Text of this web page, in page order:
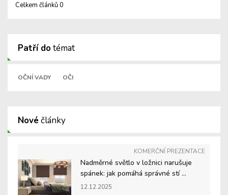
Celkem článků 0
Patří dotémat
OČNÍ VADY OČI
Nové články
KOMERČNÍ PREZENTACE
Nadměrné světlo v ložnici narušuje
spánek: jak pomáhá správné stí ...
12.12.2025